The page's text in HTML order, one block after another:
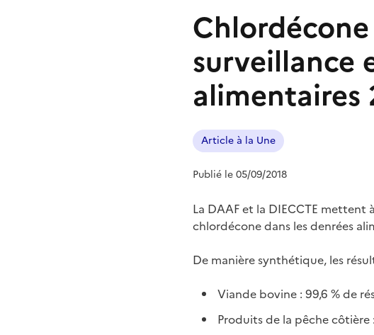
surveillance
alimentaires
Article à la Une
Publié le 05/09/2018
La DAAF et la DIECCTE
chlordécone dans les denrées
De manière synthétique, les
Viande bovine : 99,6 % de
Produits de la pêche côtière :